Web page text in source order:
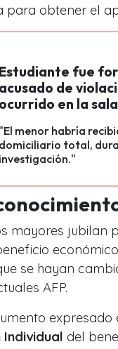
para obtener el
Estudiante fue
acusado de
ocurrido en la
"El menor habría
domiciliario total,
investigación."
mayores jubilan
se hayan
AFP.
del